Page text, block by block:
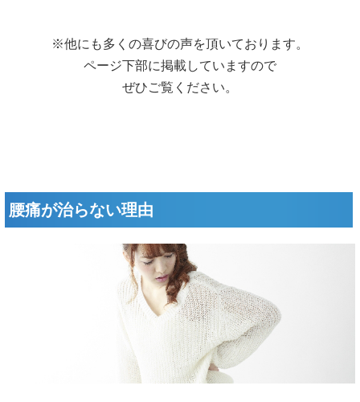
※他にも多くの喜びの声を頂いております。
ページ下部に掲載していますので
ぜひご覧ください。
腰痛が治らない理由